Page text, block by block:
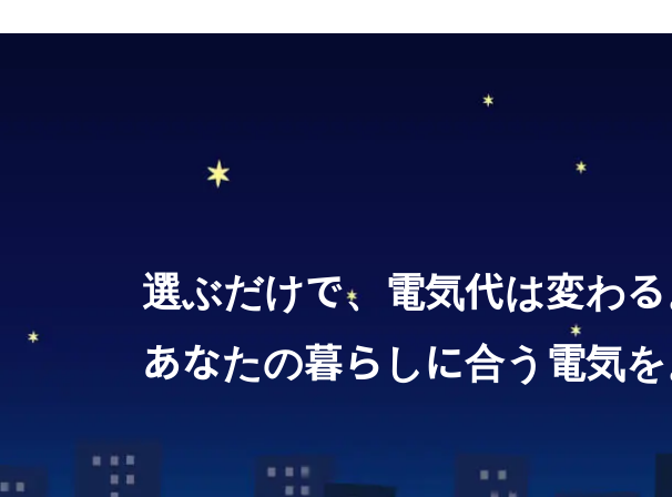
選ぶだけで、電気代は変わ
あなたの暮らしに合う電気